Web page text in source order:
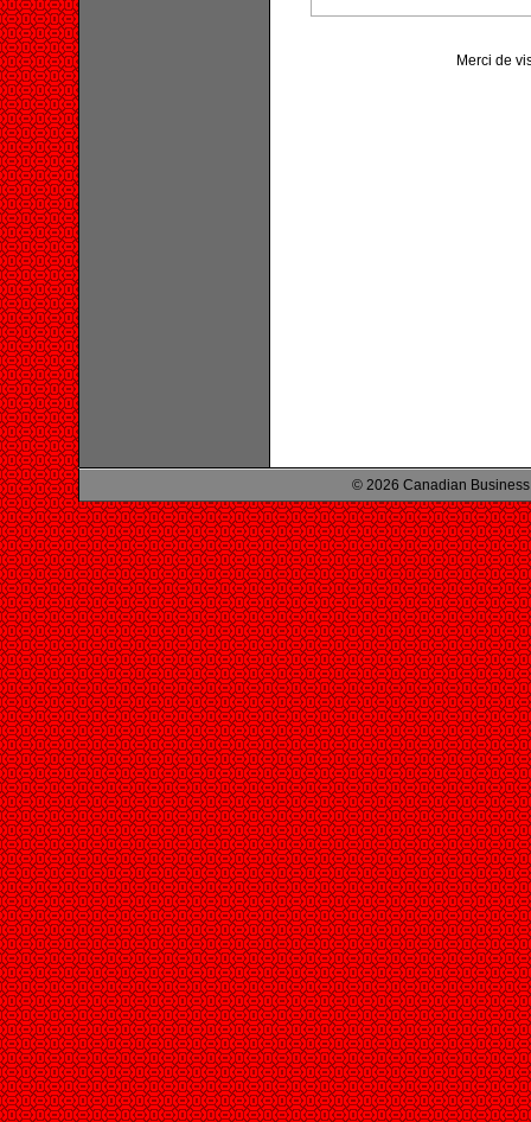
Merci de
© 2026 Canadian